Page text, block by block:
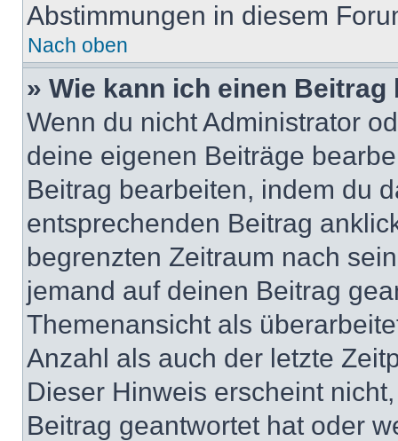
Abstimmungen in diesem
Nach oben
» Wie kann ich einen
Wenn du nicht Administrator
deine eigenen Beiträge
Beitrag bearbeiten, indem du
entsprechenden Beitrag
begrenzten Zeitraum nach
jemand auf deinen Beitrag
Themenansicht als
Anzahl als auch der letzte
Dieser Hinweis erscheint
Beitrag geantwortet hat oder